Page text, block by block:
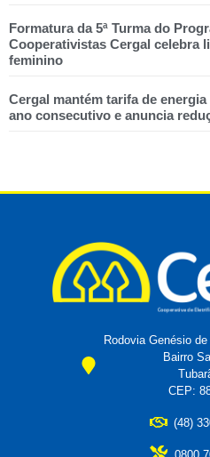
Formatura da 5ª Turma do
Cooperativistas Cergal celebra
feminino
Cergal mantém tarifa de
ano consecutivo e anuncia
Rodovia Genésio
Bairro
CEP:
(48)